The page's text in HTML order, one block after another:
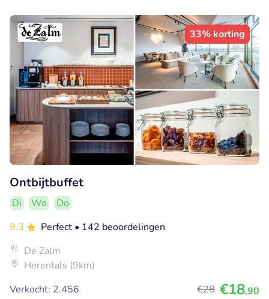
33% korting
Ontbijtbuffet
Di Wo
Do
9.3
Perfect • 142 beoordelingen
De Zalm
Herentals (9km)
Verkocht: 2.456
€28 €18,90